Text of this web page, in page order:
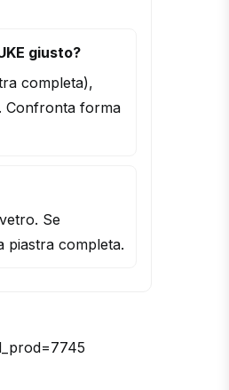
giusto?
completa),
Confronta forma
Se
piastra completa.